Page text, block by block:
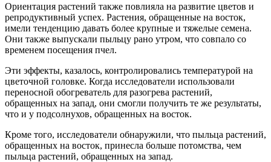
Ориентация растений также повлияла на развитие цветов и
репродуктивный успех. Растения, обращенные на восток,
имели тенденцию давать более крупные и тяжелые семена.
Они также выпускали пыльцу рано утром, что совпало со
временем посещения пчел.
Эти эффекты, казалось, контролировались температурой на
цветочной головке. Когда исследователи использовали
переносной обогреватель для разогрева растений,
обращенных на запад, они смогли получить те же результаты,
что и у подсолнухов, обращенных на восток.
Кроме того, исследователи обнаружили, что пыльца растений,
обращенных на восток, принесла больше потомства, чем
пыльца растений, обращенных на запад.